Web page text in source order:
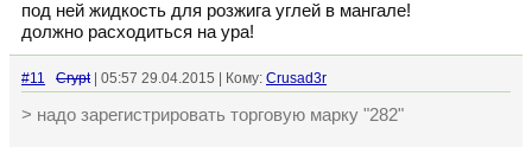
под ней жидкость для розжига углей в мангале!
должно расходиться на ура!
#11 Crypt| 05:57 29.04.2015 | Кому: Crusad3r
> надо зарегистрировать торговую марку "282"